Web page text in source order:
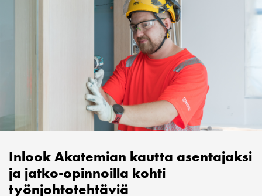
Inlook Akatemian kautta asentajaksi
ja jatko-opinnoilla kohti
työnjohtotehtäviä